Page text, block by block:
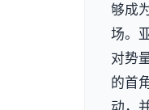
够成
场。
对势
的首
动，